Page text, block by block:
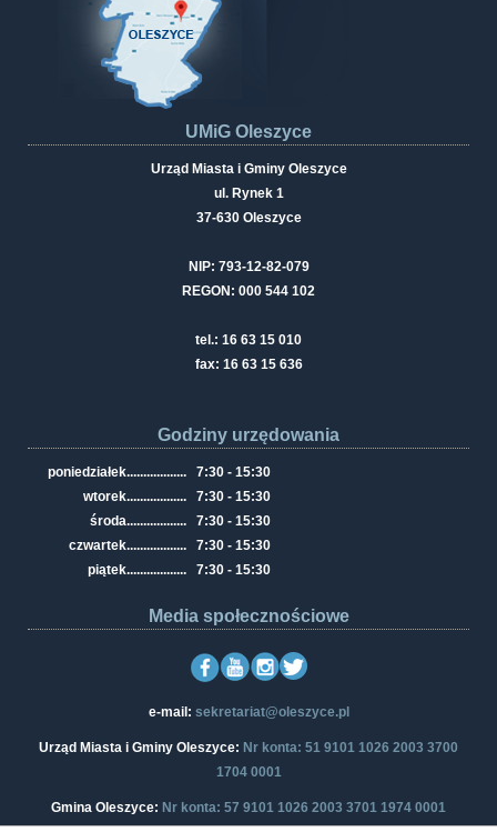
UMiG Oleszyce
Urząd Miasta i Gminy Oleszyce
ul. Rynek 1
37-630 Oleszyce
NIP: 793-12-82-079
REGON: 000 544 102
tel.: 16 63 15 010
fax: 16 63 15 636
Godziny urzędowania
poniedziałek..................
7:30 - 15:30
wtorek..................
7:30 - 15:30
środa..................
7:30 - 15:30
czwartek..................
7:30 - 15:30
piątek.................. 7:30 - 15:30
Media społecznościowe
e-mail: sekretariat@oleszyce.pl
Urząd Miasta i Gminy Oleszyce: Nr konta: 51 9101 1026 2003 3700
1704 0001
Gmina Oleszyce: Nr konta: 57 9101 1026 2003 3701 1974 0001